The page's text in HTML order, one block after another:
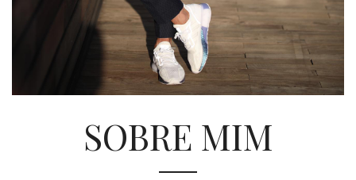
SOBRE MIM